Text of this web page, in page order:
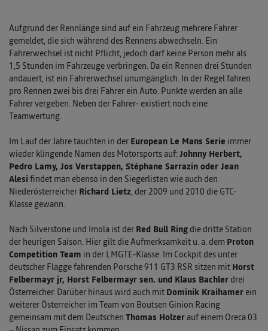
Aufgrund der Rennlänge sind auf ein Fahrzeug mehrere Fahrer
gemeldet, die sich während des Rennens abwechseln. Ein
Fahrerwechsel ist nicht Pflicht, jedoch darf keine Person mehr als
1,5 Stunden im Fahrzeuge verbringen. Da ein Rennen drei Stunden
andauert, ist ein Fahrerwechsel unumgänglich. In der Regel fahren
pro Rennen zwei bis drei Fahrer ein Auto. Punkte werden an alle
Fahrer vergeben. Neben der Fahrer- existiert noch eine
Teamwertung.
Im Lauf der Jahre tauchten in der European Le Mans Serie immer
wieder klingende Namen des Motorsports auf:Johnny Herbert,
Pedro Lamy, Jos Verstappen, Stéphane Sarrazin oder Jean
Alesi findet man ebenso in den Siegerlisten wie auch den
Niederösterreicher Richard Lietz, der 2009 und 2010 die GTC-
Klasse gewann.
Nach Silverstone und Imola ist der Red Bull Ring die dritte Station
der heurigen Saison. Hier gilt die Aufmerksamkeit u. a. dem Proton
Competition Team in der LMGTE-Klasse. Im Cockpit des unter
deutscher Flagge fahrenden Porsche 911 GT3 RSR sitzen mit Horst
Felbermayr jr, Horst Felbermayr sen. und Klaus Bachler drei
Österreicher. Darüber hinaus wird auch mit Dominik Kraihamer ein
weiterer Österreicher im Team von Boutsen Ginion Racing
gemeinsam mit dem Deutschen Thomas Holzer auf einem Oreca 03